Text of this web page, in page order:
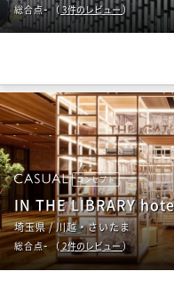
総合点-（3件のレビュー）
コンセプト
IN THE LIBRARY
埼玉県 / 川越・さいたま
総合点-（ 2件のレビュー）